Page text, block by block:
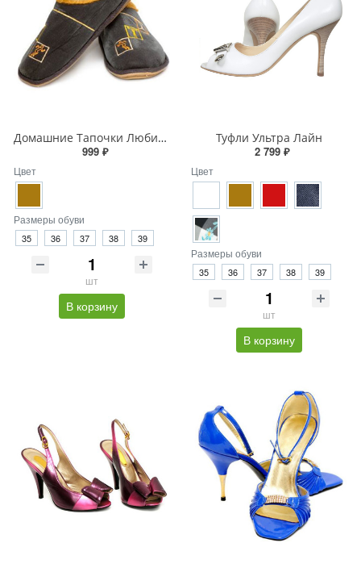
Домашние Тапочки Любимый Спорт
999 ₽
Цвет
Размеры обуви
35 36 37 38 39
шт
В корзину
Туфли Ультра Лайн
2 799 ₽
Цвет
Размеры обуви
35 36 37 38 39
шт
В корзину